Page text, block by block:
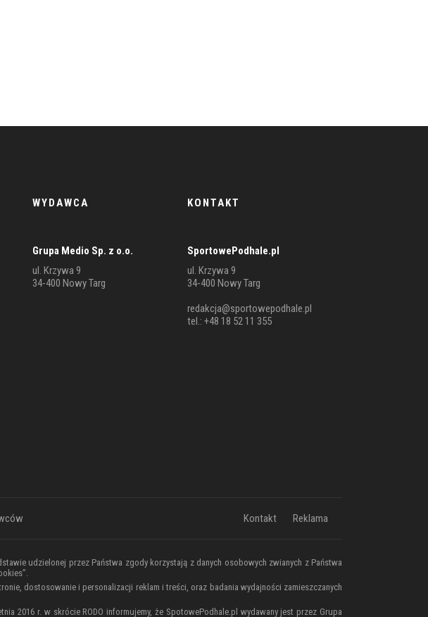
Siemek
WYDAWCA
Grupa Medio Sp. z o.o.
ul. Krzywa 9
34-400 Nowy Targ
KONTAKT
SportowePodhale.pl
ul. Krzywa 9
34-400 Nowy Targ
redakcja@sportowepodhale.pl
tel.: +48 18 52 11 355
Kontakt Reklama
udzielonej przez Państwa zgody korzystają z danych osobowych zwianych z Państwa
dostosowanie i personalizacji reklam i treści, oraz badania wydajności zamieszczanych
2016 r. w skrócie RODO informujemy, że SpotowePodhale.pl wydawany jest przez Grupa